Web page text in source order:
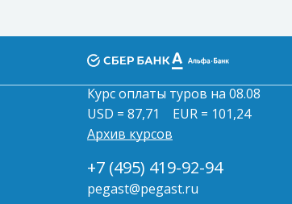
Курс оплаты туров на 08.08
USD = 87,71
EUR = 101,24
Архив курсов
+7 (495) 419-92-94
pegast@pegast.ru